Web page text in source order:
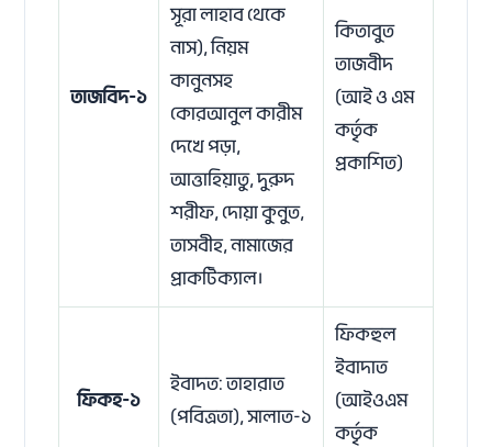
তাজবিদ-১
সূরা লাহাব থেকে
নাস), নিয়ম
কানুনসহ
কোরআনুল কারীম
দেখে পড়া,
আত্তাহিয়াতু, দুরুদ
শরীফ, দোয়া কুনুত,
তাসবীহ, নামাজের
প্রাকটিক্যাল।
কিতাবুত
তাজবীদ
(আই ও এম
কর্তৃক
প্রকাশিত)
ফিকহ-১
ইবাদত: তাহারাত
(পবিত্রতা), সালাত-১
ফিকহুল
ইবাদাত
(আইওএম
কর্তৃক